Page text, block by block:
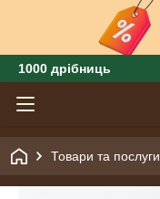
1000 дрібниць
Товари та послуги